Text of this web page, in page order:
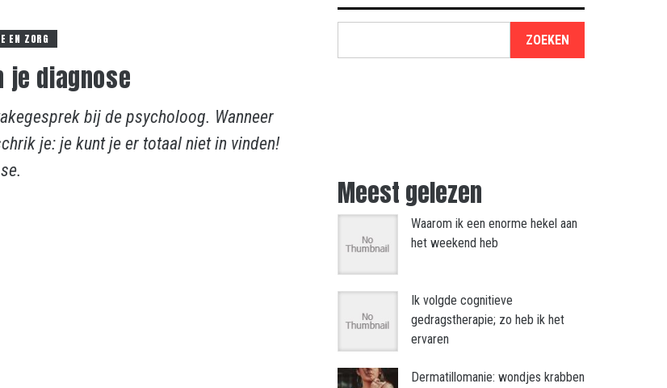
EN ZORG
diagnose
bij de psycholoog. Wanneer
je: je kunt je er totaal niet in vinden!
ZOEKEN
Meest gelezen
Waarom ik een enorme hekel aan
het weekend heb
Ik volgde cognitieve
gedragstherapie; zo heb ik het
ervaren
Dermatillomanie: wondjes krabben